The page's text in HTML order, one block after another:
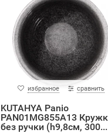
избранное сравнить
KUTAHYA Panio
PAN01MG855A13
без ручки (h9,8см, 300...